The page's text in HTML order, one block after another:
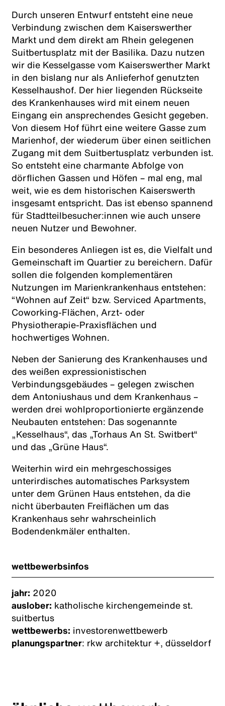
Durch unseren Entwurf entsteht eine neue
Verbindung zwischen dem Kaiserswerther
Markt und dem direkt am Rhein gelegenen
Suitbertusplatz mit der Basilika. Dazu nutzen
wir die Kesselgasse vom Kaiserswerther Markt
in den bislang nur als Anlieferhof genutzten
Kesselhaushof. Der hier liegenden Rückseite
des Krankenhauses wird mit einem neuen
Eingang ein ansprechendes Gesicht gegeben.
Von diesem Hof führt eine weitere Gasse zum
Marienhof, der wiederum über einen seitlichen
Zugang mit dem Suitbertusplatz verbunden ist.
So entsteht eine charmante Abfolge von
dörflichen Gassen und Höfen – mal eng, mal
weit, wie es dem historischen Kaiserswerth
insgesamt entspricht. Das ist ebenso spannend
für Stadtteilbesucher:innen wie auch unsere
neuen Nutzer und Bewohner.
Ein besonderes Anliegen ist es, die Vielfalt und
Gemeinschaft im Quartier zu bereichern. Dafür
sollen die folgenden komplementären
Nutzungen im Marienkrankenhaus entstehen:
“Wohnen auf Zeit“ bzw. Serviced Apartments,
Coworking-Flächen, Arzt- oder
Physiotherapie-Praxisflächen und
hochwertiges Wohnen.
Neben der Sanierung des Krankenhauses und
des weißen expressionistischen
Verbindungsgebäudes – gelegen zwischen
dem Antoniushaus und dem Krankenhaus –
werden drei wohlproportionierte ergänzende
Neubauten entstehen: Das sogenannte
„Kesselhaus“, das „Torhaus An St. Switbert“
und das „Grüne Haus“.
Weiterhin wird ein mehrgeschossiges
unterirdisches automatisches Parksystem
unter dem Grünen Haus entstehen, da die
nicht überbauten Freiflächen um das
Krankenhaus sehr wahrscheinlich
Bodendenkmäler enthalten.
wettbewerbsinfos
jahr: 2020
auslober: katholische kirchengemeinde st.
suitbertus
wettbewerbs: investorenwettbewerb
planungspartner: rkw architektur +, düsseldorf